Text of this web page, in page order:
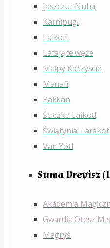
Jaszczur Nuha
Karnipugi
Laikotl
Latające węże
Małpy Korzyscie
Manafi
Pakkan
Ścieżka Laikotl
Świątynia Tarakotl
Van Yotl
Suma Drevisz
Akademia
Gwardia Otesz
Magryś